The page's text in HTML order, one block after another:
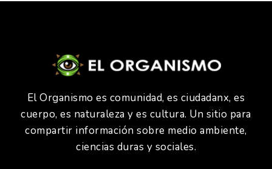
El Organismo es comunidad, es ciudadanx, es
cuerpo, es naturaleza y es cultura. Un sitio para
compartir información sobre medio ambiente,
ciencias duras y sociales.